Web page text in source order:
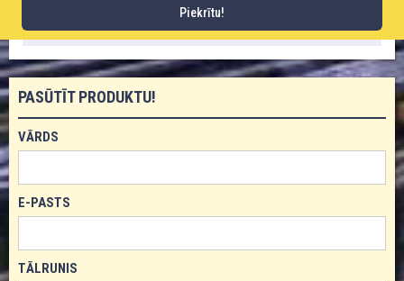
Darba spiediens: 0,23 bāri
PASŪTĪT PRODUKTU!
VĀRDS
E-PASTS
TĀLRUNIS
Piekrītu!